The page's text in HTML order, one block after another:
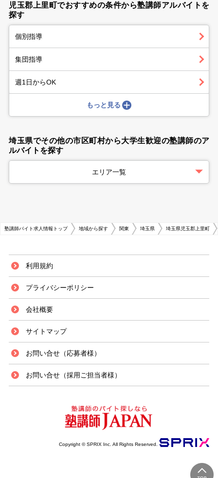
児玉郡上里町でおすすめの条件から塾講師アルバイトを
探す
個別指導
集団指導
週1日からOK
もっと見る
埼玉県でその他の市区町村から大学生歓迎の塾講師のア
ルバイトを探す
エリア一覧
塾講師バイト求人情報トップ 地域から探す 関東 埼玉県 埼玉県児玉郡上里町
利用規約
プライバシーポリシー
会社概要
サイトマップ
お問い合せ（応募者様）
お問い合せ（採用ご担当者様）
Copyright © SPRIX Inc. All Rights Reserved.